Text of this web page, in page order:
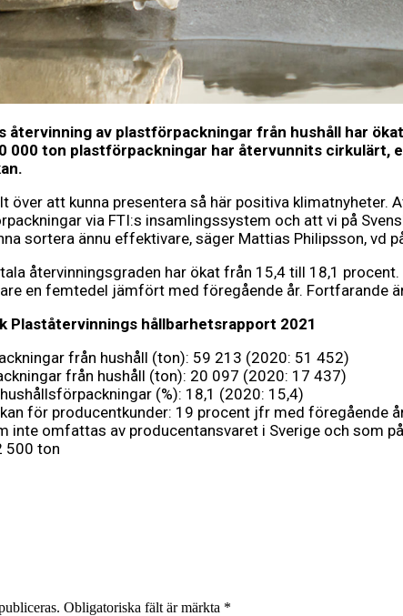
återvinning av plastförpackningar från hushåll har
000 ton plastförpackningar har återvunnits cirkulärt,
att kunna presentera så här positiva klimatnyheter.
via FTI:s insamlingssystem och att vi på
sortera ännu effektivare, säger Mattias Philipsson, vd
återvinningsgraden har ökat från 15,4 till 18,1
en femtedel jämfört med föregående år. Fortfarande
Plaståtervinnings hållbarhetsrapport 2021
från hushåll (ton): 59 213 (2020: 51 452)
från hushåll (ton): 20 097 (2020: 17 437)
(%): 18,1 (2020: 15,4)
för producentkunder: 19 procent jfr med föregående
inte omfattas av producentansvaret i Sverige och som
500 ton
Obligatoriska fält är märkta *